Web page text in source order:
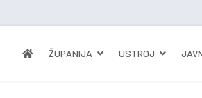
ŽUPANIJA USTROJ